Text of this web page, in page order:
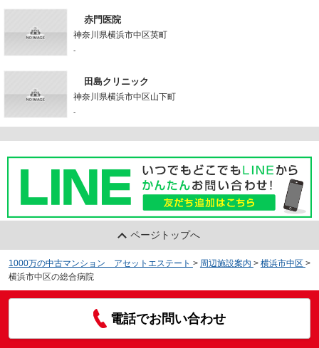
赤門医院
神奈川県横浜市中区英町
-
田島クリニック
神奈川県横浜市中区山下町
-
ページトップへ
1000万の中古マンション アセットエステート > 周辺施設案内 > 横浜市中区 >
横浜市中区の総合病院
電話でお問い合わせ